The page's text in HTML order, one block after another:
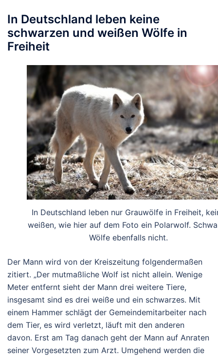
In Deutschland leben keine
schwarzen und weißen Wölfe in
Freiheit
In Deutschland leben nur Grauwölfe in Freiheit,
weißen, wie hier auf dem Foto ein Polarwolf.
Wölfe ebenfalls nicht.
Der Mann wird von der Kreiszeitung folgendermaßen
zitiert. „Der mutmaßliche Wolf ist nicht allein. Wenige
Meter entfernt sieht der Mann drei weitere Tiere,
insgesamt sind es drei weiße und ein schwarzes. Mit
einem Hammer schlägt der Gemeindemitarbeiter nach
dem Tier, es wird verletzt, läuft mit den anderen
davon. Erst am Tag danach geht der Mann auf Anraten
seiner Vorgesetzten zum Arzt. Umgehend werden die